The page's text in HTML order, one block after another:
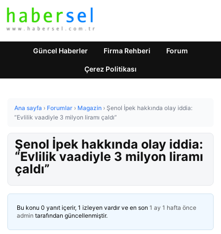
Güncel Haberler Firma Rehberi Forum
Çerez Politikası
Ana sayfa › Forumlar › Magazin › Şenol İpek hakkında olay iddia:
“Evlilik vaadiyle 3 milyon liramı çaldı”
Şenol İpek hakkında olay iddia:
“Evlilik vaadiyle 3 milyon liramı
çaldı”
Bu konu 0 yanıt içerir, 1 izleyen vardır ve en son 1 ay 1 hafta önce
admin tarafından güncellenmiştir.